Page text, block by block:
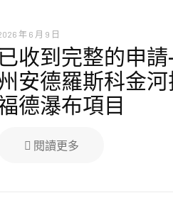
年 6 月 9 日
收到完整的申
安德羅斯科金
德瀑布項目
閱讀更多